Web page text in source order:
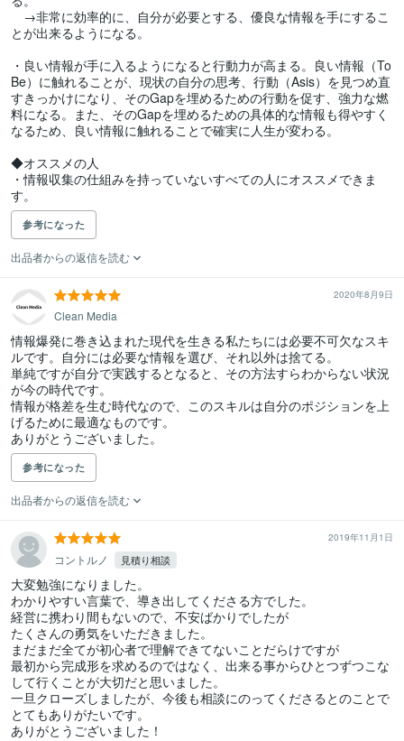
→非常に効率的に、自分が必要とする、優良な情報を手にするこ
とが出来るようになる。
・良い情報が手に入るようになると行動力が高まる。良い情報（To
Be）に触れることが、現状の自分の思考、行動（Asis）を見つめ直
すきっかけになり、そのGapを埋めるための行動を促す、強力な燃
料になる。また、そのGapを埋めるための具体的な情報も得やすく
なるため、良い情報に触れることで確実に人生が変わる。
◆オススメの人
・情報収集の仕組みを持っていないすべての人にオススメできま
す。
参考になった
出品者からの返信を読む
2020年8月9日
Clean Media
情報爆発に巻き込まれた現代を生きる私たちには必要不可欠なスキ
ルです。自分には必要な情報を選び、それ以外は捨てる。
単純ですが自分で実践するとなると、その方法すらわからない状況
が今の時代です。
情報が格差を生む時代なので、このスキルは自分のポジションを上
げるために最適なものです。
参考になった
出品者からの返信を読む
2019年11月1日
コントルノ 見積り相談
大変勉強になりました。
わかりやすい言葉で、導き出してくださる方でした。
経営に携わり間もないので、不安ばかりでしたが
たくさんの勇気をいただきました。
まだまだ全てが初心者で理解できてないことだらけですが
最初から完成形を求めるのではなく、出来る事からひとつずつこな
して行くことが大切だと思いました。
一旦クローズしましたが、今後も相談にのってくださるとのことで
とてもありがたいです。
ありがとうございました！